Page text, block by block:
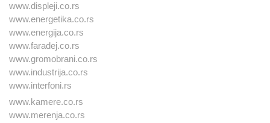
www.displeji.co.rs
www.energetika.co.rs
www.energija.co.rs
www.faradej.co.rs
www.gromobrani.co.rs
www.industrija.co.rs
www.interfoni.rs
www.kamere.co.rs
www.merenja.co.rs